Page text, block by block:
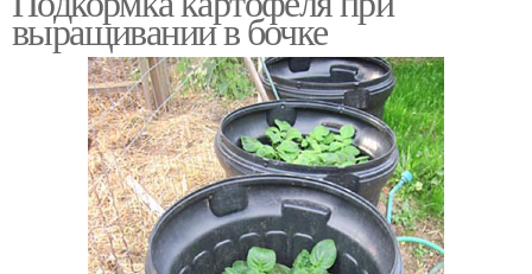
выращивании в бочке